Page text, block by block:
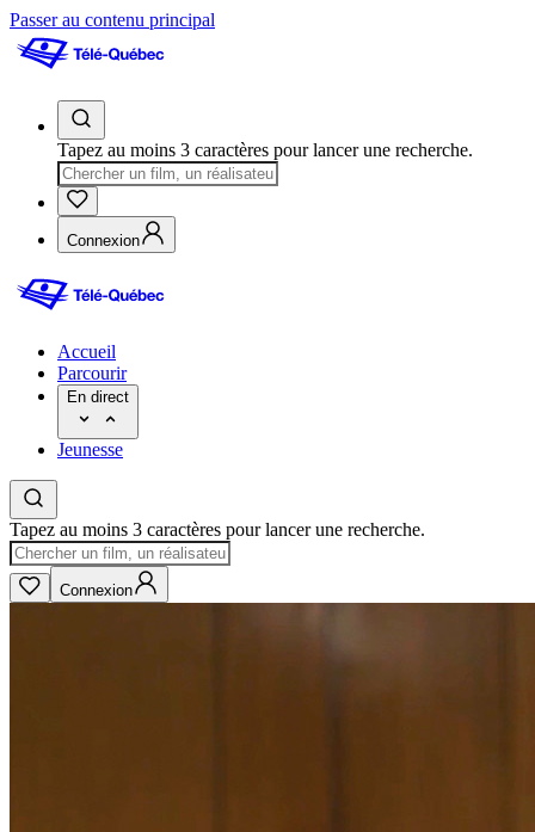
Passer au contenu principal
Tapez au moins 3 caractères pour lancer une recherche.
Connexion
Accueil
Parcourir
En direct
Jeunesse
Tapez au moins 3 caractères pour lancer une recherche.
Connexion